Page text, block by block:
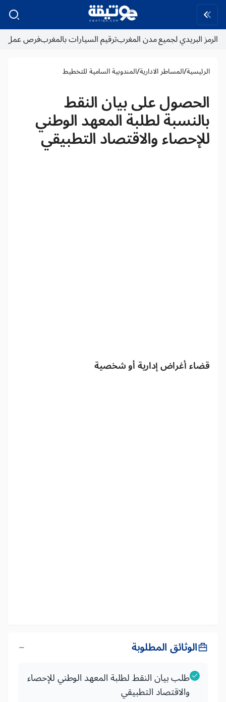
الرمز البريدي لجميع مدن المغربترقيم السيارات بالمغربفرص عمل
الرئيسية/المساطر الادارية/المندوبية السامية للتخطيط
الحصول على بيان النقط
بالنسبة لطلبة المعهد الوطني
للإحصاء والاقتصاد التطبيقي
قضاء أغراض إدارية أو شخصية
الوثائق المطلوبة
طلب بيان النقط لطلبة المعهد الوطني للإحصاء
والاقتصاد التطبيقي